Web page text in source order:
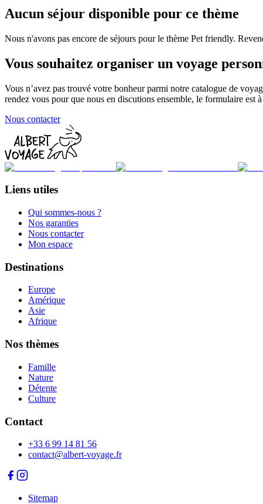
Aucun séjour disponible pour ce thème
Nous n'avons pas encore de séjours pour le thème Pet friendly.
Vous souhaitez organiser un voyage
Vous n’avez pas trouvé votre bonheur parmi notre catalogue de
rendez vous pour que nous en discutions ensemble, le formulaire est
Nous contacter
Liens utiles
Qui sommes-nous ?
Nos garanties
Nous contacter
Mon espace
Destinations
Europe
Amérique
Asie
Afrique
Nos thèmes
Famille
Nature
Détente
Culture
Contact
+33 6 99 14 81 56
contact@albert-voyage.fr
Sitemap